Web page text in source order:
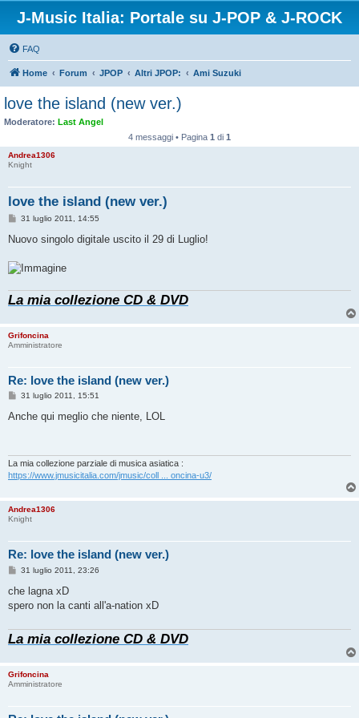
J-Music Italia: Portale su J-POP & J-ROCK
FAQ
Home Forum JPOP Altri JPOP: Ami Suzuki
love the island (new ver.)
Moderatore: Last Angel
4 messaggi • Pagina 1 di 1
Andrea1306
Knight
love the island (new ver.)
M
s
g
g
31 luglio 2011, 14:55
Nuovo singolo digitale uscito il 29 di Luglio!
La mia collezione CD & DVD
Grifoncina
Amministratore
Re: love the island (new ver.)
M
s
i
o
31 luglio 2011, 15:51
Anche qui meglio che niente, LOL
La mia collezione parziale di musica asiatica :
https://www.jmusicitalia.com/jmusic/coll ... oncina-u3/
Andrea1306
Knight
Re: love the island (new ver.)
M
s
a
i
o
31 luglio 2011, 23:26
che lagna xD
spero non la canti all'a-nation xD
La mia collezione CD & DVD
Grifoncina
Amministratore